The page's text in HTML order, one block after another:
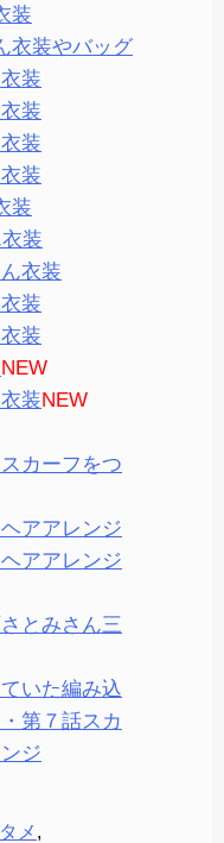
装
衣装やバッグ
装
装
装
装
装
装
衣装
装
装
NEW
装NEW
カーフをつ
アアレンジ
アアレンジ
とみさん三
いた編み込
第７話スカ
ジ
メ ,